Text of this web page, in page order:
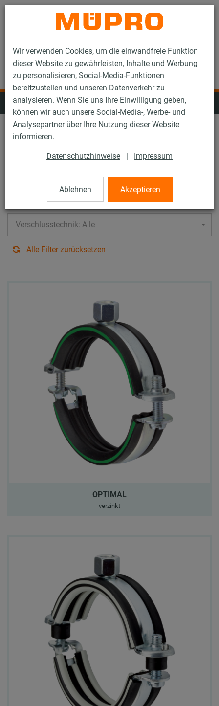
Wir verwenden Cookies, um die einwandfreie Funktion
dieser Website zu gewährleisten, Inhalte und Werbung
zu personalisieren, Social-Media-Funktionen
bereitzustellen und unseren Datenverkehr zu
analysieren. Wenn Sie uns Ihre Einwilligung geben,
können wir auch unsere Social-Media-, Werbe- und
Analysepartner über Ihre Nutzung dieser Website
informieren.
Datenschutzhinweise | Impressum
Ablehnen Akzeptieren
Kontakt
Rohrschellen mit Schalldämmung
Produkttyp: Alle
Schallreduzierung im Mittel um: Alle
Verschlusstechnik: Alle
Alle Filter zurücksetzen
OPTIMAL
verzinkt